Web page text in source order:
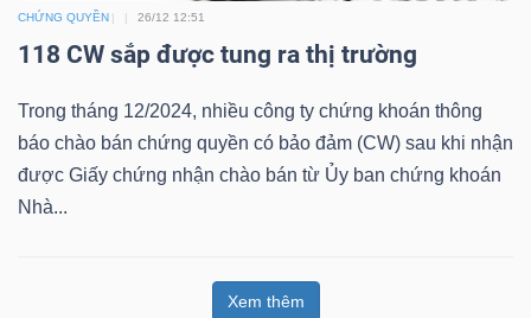
CHỨNG QUYỀN 26/12 12:51
118 CW sắp được tung ra thị trường
Trong tháng 12/2024, nhiều công ty chứng khoán thông
báo chào bán chứng quyền có bảo đảm (CW) sau khi nhận
được Giấy chứng nhận chào bán từ Ủy ban chứng khoán
Nhà...
Xem thêm
của
tác
(-)
Báo